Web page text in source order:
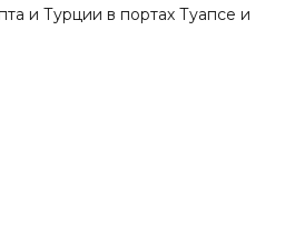
и Турции в портах Туапсе и